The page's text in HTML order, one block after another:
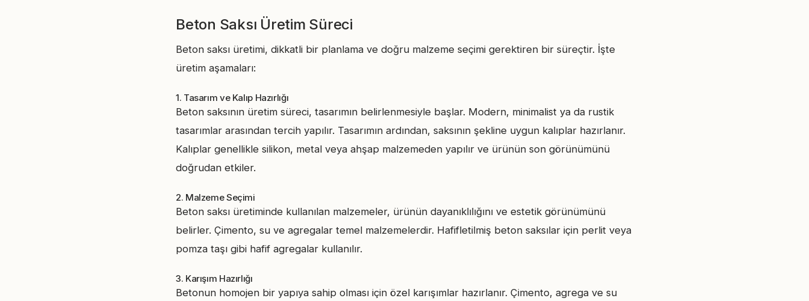
Beton Saksı Üretim Süreci
Beton saksı üretimi, dikkatli bir planlama ve doğru malzeme seçimi gerektiren bir süreçtir. İşte
üretim aşamaları:
1. Tasarım ve Kalıp Hazırlığı
Beton saksının üretim süreci, tasarımın belirlenmesiyle başlar. Modern, minimalist ya da rustik
tasarımlar arasından tercih yapılır. Tasarımın ardından, saksının şekline uygun kalıplar hazırlanır.
Kalıplar genellikle silikon, metal veya ahşap malzemeden yapılır ve ürünün son görünümünü
doğrudan etkiler.
2. Malzeme Seçimi
Beton saksı üretiminde kullanılan malzemeler, ürünün dayanıklılığını ve estetik görünümünü
belirler. Çimento, su ve agregalar temel malzemelerdir. Hafifletilmiş beton saksılar için perlit veya
pomza taşı gibi hafif agregalar kullanılır.
3. Karışım Hazırlığı
Betonun homojen bir yapıya sahip olması için özel karışımlar hazırlanır. Çimento, agrega ve su